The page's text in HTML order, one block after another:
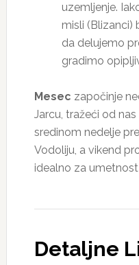
uzemljenje.
misli (Blizanci)
da delujemo
gradimo
Mesec započinje
Jarcu, tražeći od
sredinom nedelje
Vodoliju, a vikend
idealno za
Detaljne